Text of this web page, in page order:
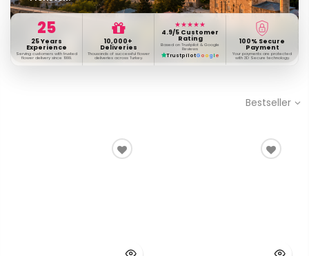
25
25 Years
Experience
Serving customers with trusted
flower delivery since 1999.
10,000+
Deliveries
Thousands of successful flower
deliveries across Turkey.
★★★★★
4.9/5 Customer
Rating
Based on Trustpilot & Google
Reviews
TrustpilotG o o g l e
100% Secure
Payment
Your payments are protected
with 3D Secure technology.
Bestseller